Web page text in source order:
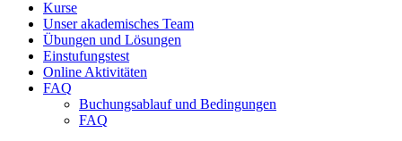
Kurse
Unser akademisches Team
Übungen und Lösungen
Einstufungstest
Online Aktivitäten
FAQ
Buchungsablauf und Bedingungen
FAQ